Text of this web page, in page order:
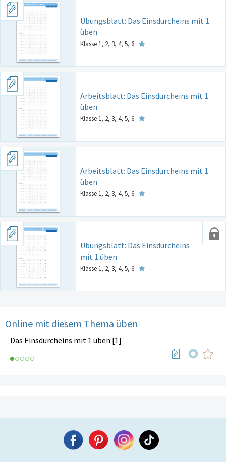
Übungsblatt: Das Einsdurcheins mit 1
üben
Klasse 1, 2, 3, 4, 5, 6
Arbeitsblatt: Das Einsdurcheins mit 1
üben
Klasse 1, 2, 3, 4, 5, 6
Arbeitsblatt: Das Einsdurcheins mit 1
üben
Klasse 1, 2, 3, 4, 5, 6
Übungsblatt: Das Einsdurcheins
mit 1 üben
Klasse 1, 2, 3, 4, 5, 6
Online mit diesem Thema üben
Das Einsdurcheins mit 1 üben [1]